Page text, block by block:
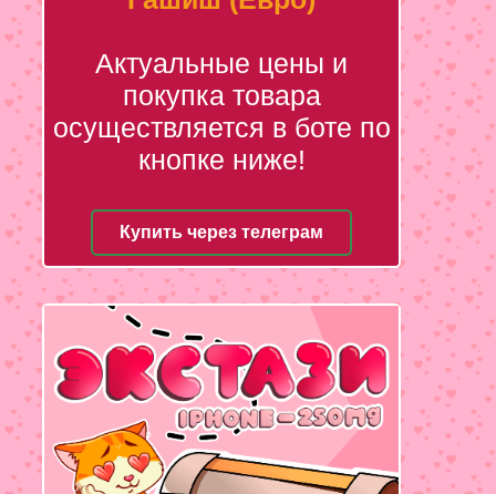
Актуальные цены и
покупка товара
осуществляется в боте по
кнопке ниже!
Купить через телеграм